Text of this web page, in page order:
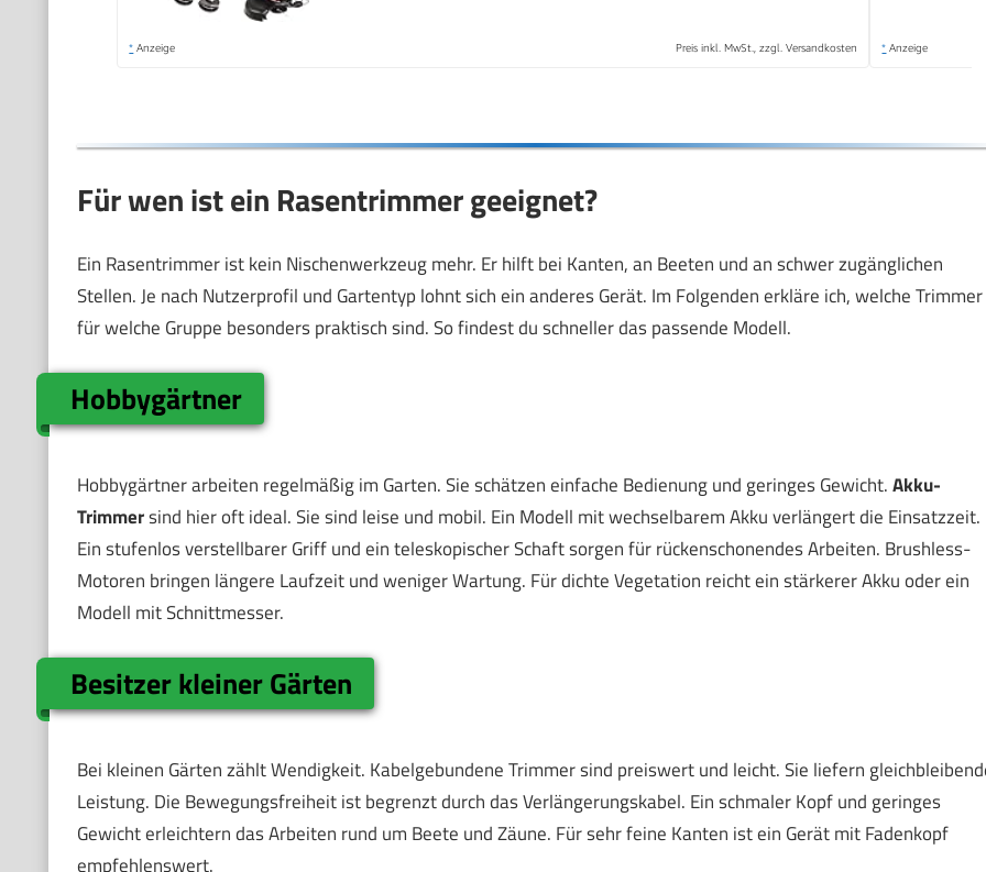
* Anzeige Preis inkl. MwSt., zzgl. Versandkosten * Anzeige
Für wen ist ein Rasentrimmer geeignet?
Ein Rasentrimmer ist kein Nischenwerkzeug mehr. Er hilft bei Kanten, an Beeten und an schwer zugänglichen
Stellen. Je nach Nutzerprofil und Gartentyp lohnt sich ein anderes Gerät. Im Folgenden erkläre ich, welche Trimmer
für welche Gruppe besonders praktisch sind. So findest du schneller das passende Modell.
Hobbygärtner
Hobbygärtner arbeiten regelmäßig im Garten. Sie schätzen einfache Bedienung und geringes Gewicht.Akku-
Trimmersind hier oft ideal. Sie sind leise und mobil. Ein Modell mit wechselbarem Akku verlängert die Einsatzzeit.
Ein stufenlos verstellbarer Griff und ein teleskopischer Schaft sorgen für rückenschonendes Arbeiten. Brushless-
Motoren bringen längere Laufzeit und weniger Wartung. Für dichte Vegetation reicht ein stärkerer Akku oder ein
Modell mit Schnittmesser.
Besitzer kleiner Gärten
Bei kleinen Gärten zählt Wendigkeit. Kabelgebundene Trimmer sind preiswert und leicht. Sie liefern
Leistung. Die Bewegungsfreiheit ist begrenzt durch das Verlängerungskabel. Ein schmaler Kopf und geringes
Gewicht erleichtern das Arbeiten rund um Beete und Zäune. Für sehr feine Kanten ist ein Gerät mit Fadenkopf
empfehlenswert.